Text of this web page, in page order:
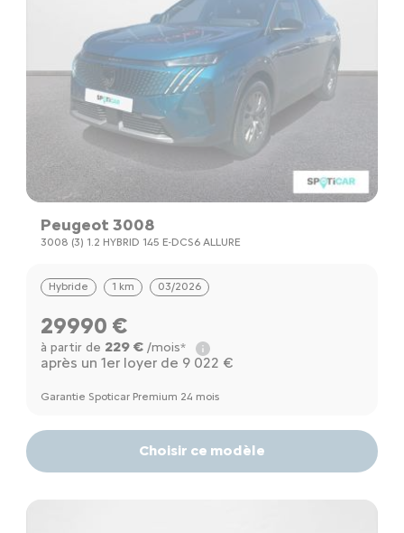
Peugeot 3008
3008 (3) 1.2 HYBRID 145 E-DCS6 ALLURE
Hybride 1 km 03/2026
29990 €
à partir de 229 €/mois*
après un 1er loyer de 9 022 €
Garantie Spoticar Premium 24 mois
Choisir ce modèle